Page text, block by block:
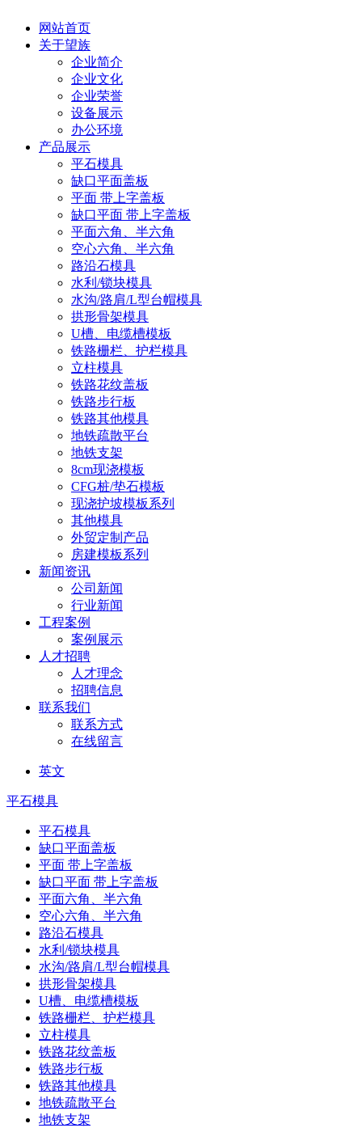
网站首页
关于望族
企业简介
企业文化
企业荣誉
设备展示
办公环境
产品展示
平石模具
缺口平面盖板
平面 带上字盖板
缺口平面 带上字盖板
平面六角、半六角
空心六角、半六角
路沿石模具
水利/锁块模具
水沟/路肩/L型台帽模具
拱形骨架模具
U槽、电缆槽模板
铁路栅栏、护栏模具
立柱模具
铁路花纹盖板
铁路步行板
铁路其他模具
地铁疏散平台
地铁支架
8cm现浇模板
CFG桩/垫石模板
现浇护坡模板系列
其他模具
外贸定制产品
房建模板系列
新闻资讯
公司新闻
行业新闻
工程案例
案例展示
人才招聘
人才理念
招聘信息
联系我们
联系方式
在线留言
英文
平石模具
平石模具
缺口平面盖板
平面 带上字盖板
缺口平面 带上字盖板
平面六角、半六角
空心六角、半六角
路沿石模具
水利/锁块模具
水沟/路肩/L型台帽模具
拱形骨架模具
U槽、电缆槽模板
铁路栅栏、护栏模具
立柱模具
铁路花纹盖板
铁路步行板
铁路其他模具
地铁疏散平台
地铁支架